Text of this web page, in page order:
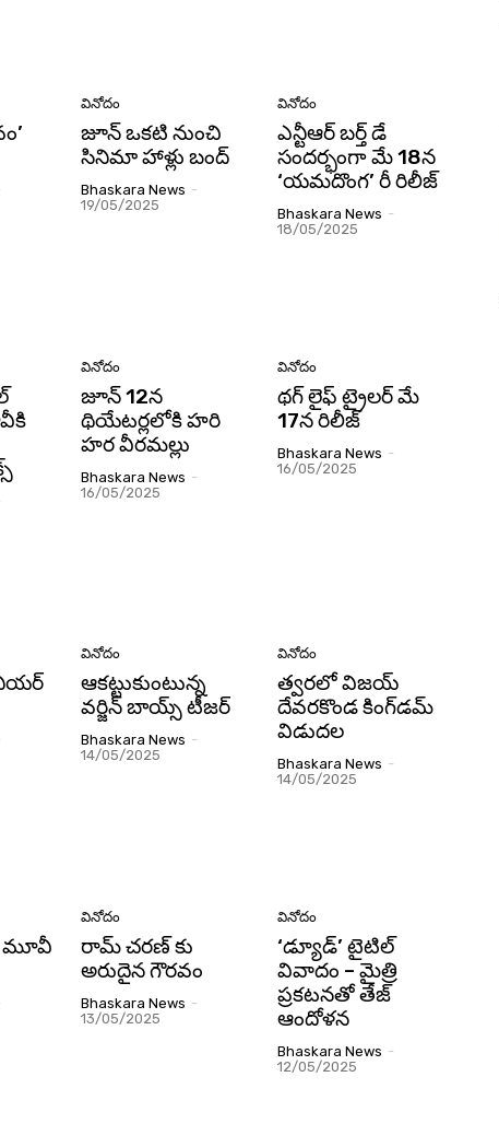
వినోదం
జూన్ ఒకటి నుంచి
సినిమా హాళ్లు బంద్
Bhaskara News -
19/05/2025
వినోదం
ఎన్టీఆర్ బర్త్ డే
సందర్భంగా మే 18న
‘యమదొంగ’ రీ రిలీజ్
Bhaskara News -
18/05/2025
వినోదం
జూన్ 12న
థియేటర్లలోకి హరి
హర వీరమల్లు
Bhaskara News -
16/05/2025
వినోదం
థగ్ లైఫ్ ట్రైలర్ మే
17న రిలీజ్
Bhaskara News -
16/05/2025
వినోదం
ఆకట్టుకుంటున్న
వర్జిన్ బాయ్స్ టీజర్
Bhaskara News -
14/05/2025
వినోదం
త్వరలో విజయ్
దేవరకొండ కింగ్‌డమ్
విడుదల
Bhaskara News -
14/05/2025
వినోదం
రామ్ చరణ్ కు
అరుదైన గౌరవం
Bhaskara News -
13/05/2025
వినోదం
‘డ్యూడ్‌’ టైటిల్‌
వివాదం – మైత్రి
ప్రకటనతో తేజ్‌
ఆందోళన
Bhaskara News -
12/05/2025